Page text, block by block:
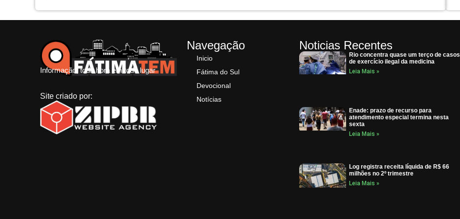
Informação, toda hora em todo lugar
Site criado por:
Navegação
Inicio
Fátima do Sul
Devocional
Notícias
Noticias Recentes
Rio concentra quase um terço de casos
de exercício ilegal da medicina
Leia Mais »
Enade: prazo de recurso para
atendimento especial termina nesta
sexta
Leia Mais »
Log registra receita líquida de R$ 66
milhões no 2º trimestre
Leia Mais »